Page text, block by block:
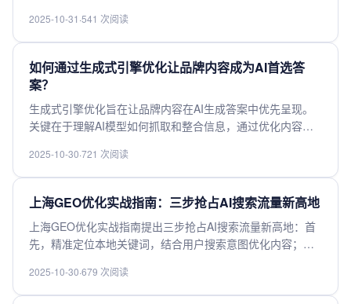
牌影响力；4. 精细化数据监测，实时优化投放效果；5. 打造
品牌专属话题，强化用户心智。这些方法有效提升品牌曝光
与转化，实现品效合一。
2025-10-31 ·541 次阅读
如何通过生成式引擎优化让品牌内容成为AI首选答
案？
生成式引擎优化旨在让品牌内容在AI生成答案中优先呈现。
关键在于理解AI模型如何抓取和整合信息，通过优化内容结
别和采纳。同时，需确保内容准确、全面且符合用户需求，
从而在AI驱动的信息生态中占据主动，提升品牌影响力。
2025-10-30·721 次阅读
上海GEO优化实战指南：三步抢占AI搜索流量新高地
上海GEO优化实战指南提出三步抢占AI搜索流量新高地：首
先，精准定位本地关键词，结合用户搜索意图优化内容；其
后，通过持续监测与数据分析，动态调整策略以提升转化效
果。该指南助力企业高效触达目标用户，实现AI搜索场景下
2025-10-30·679 次阅读